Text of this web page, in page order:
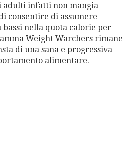
adulti infatti non mangia
consentire di assumere
nella quota calorie per
Weight Warchers rimane
di una sana e progressiva
alimentare.